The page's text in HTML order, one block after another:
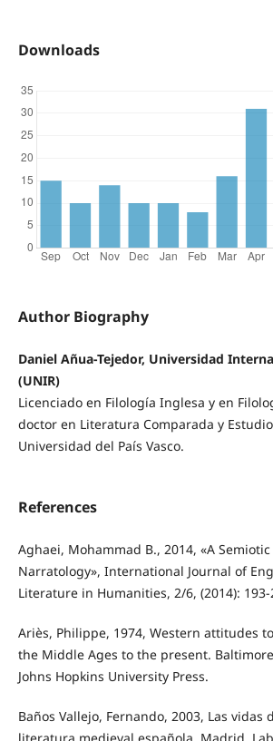
Downloads
Author Biography
Daniel Añua-Tejedor, Universidad
(UNIR)
Licenciado en Filología Inglesa y en
doctor en Literatura Comparada y
Universidad del País Vasco.
References
Aghaei, Mohammad B., 2014, «A
Narratology», International Journal of
Literature in Humanities, 2/6, (2014): 193-
Ariès, Philippe, 1974, Western attitudes
the Middle Ages to the present.
Johns Hopkins University Press.
Baños Vallejo, Fernando, 2003, Las vidas